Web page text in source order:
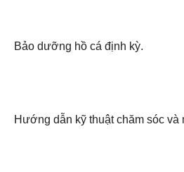
Bảo dưỡng hồ cá định kỳ.
Hướng dẫn kỹ thuật chăm sóc và